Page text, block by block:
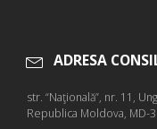
ADRESA
str. “Naţională”, nr. 11,
Republica Moldova, MD-